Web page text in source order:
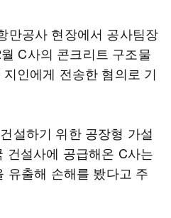
만공사 현장에서 공사팀장
C사의 콘크리트 구조물
인에게 전송한 혐의로 기
설하기 위한 공장형 가설
건설사에 공급해온 C사는
유출해 손해를 봤다고 주